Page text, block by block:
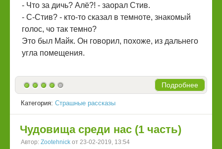
- Что за дичь? Алё?! - заорал Стив.
- С-Стив? - кто-то сказал в темноте, знакомый
голос, чо так темно?
Это был Майк. Он говорил, похоже, из дальнего
угла помещения.
Подробнее
Категория: Страшные рассказы
Чудовища среди нас (1 часть)
Автор: Zootehnick от 23-02-2019, 13:54